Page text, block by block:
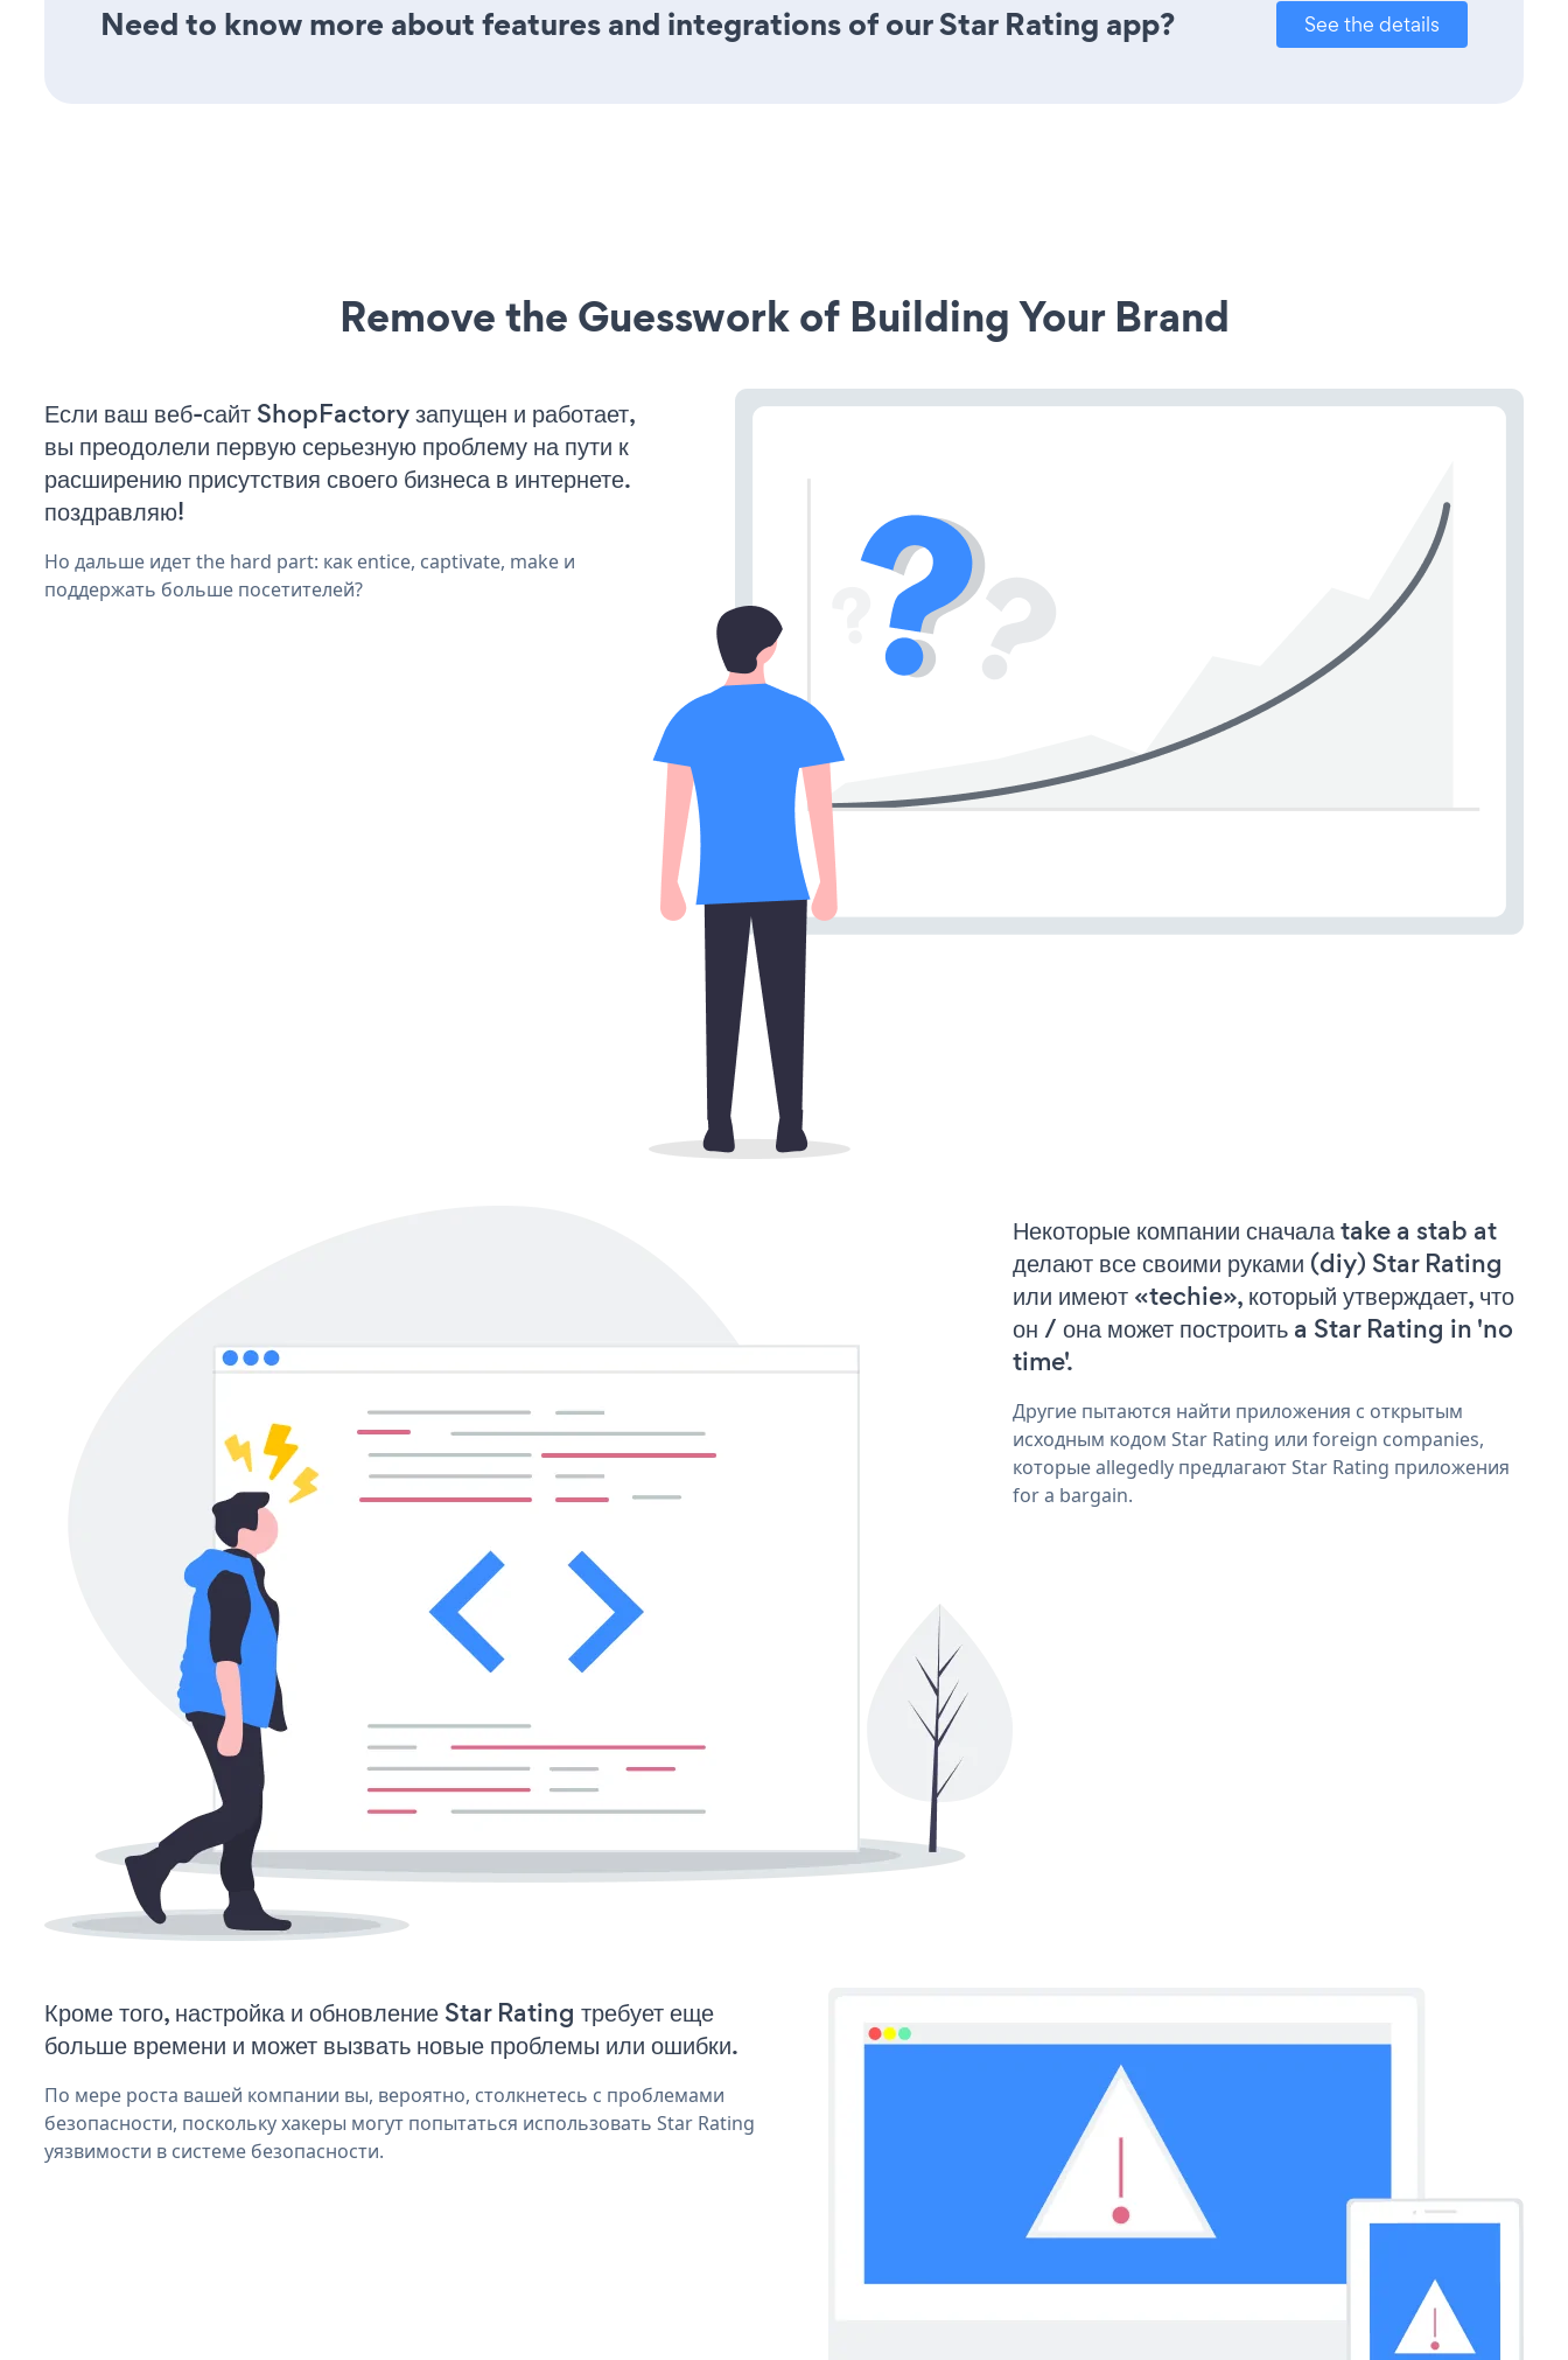
Need to know more about features and integrations of our Star Rating app? See the details
Remove the Guesswork of Building Your Brand
Если ваш веб-сайт ShopFactory запущен и работает,
вы преодолели первую серьезную проблему на пути к
расширению присутствия своего бизнеса в интернете.
поздравляю!
Но дальше идет the hard part: как entice, captivate, make и
поддержать больше посетителей?
Некоторые компании сначала take a stab at
делают все своими руками (diy) Star Rating
или имеют «techie», который утверждает, что
он / она может построить a Star Rating in 'no
time'.
Другие пытаются найти приложения с открытым
исходным кодом Star Rating или foreign companies,
которые allegedly предлагают Star Rating приложения
for a bargain.
Кроме того, настройка и обновление Star Rating требует еще
больше времени и может вызвать новые проблемы или ошибки.
По мере роста вашей компании вы, вероятно, столкнетесь с проблемами
безопасности, поскольку хакеры могут попытаться использовать Star Rating
уязвимости в системе безопасности.